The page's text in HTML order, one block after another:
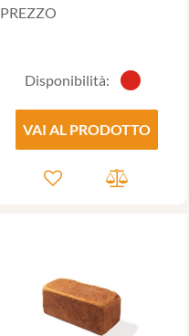
PREZZO
Disponibilità:
VAI AL PRODOTTO